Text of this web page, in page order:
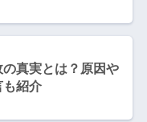
真実とは？原因や
も紹介